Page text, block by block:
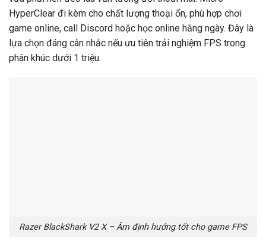
HyperClear đi kèm cho chất lượng thoại ổn, phù hợp chơi
game online, call Discord hoặc học online hằng ngày. Đây là
lựa chọn đáng cân nhắc nếu ưu tiên trải nghiệm FPS trong
phân khúc dưới 1 triệu.
Razer BlackShark V2 X – Âm định hướng tốt cho game FPS